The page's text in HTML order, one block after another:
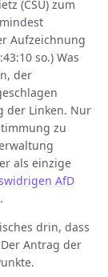
(CSU) zum
Aufzeichnung
so.) Was
der
der Linken. Nur
zu
als einzige
AfD
drin, dass
Antrag der